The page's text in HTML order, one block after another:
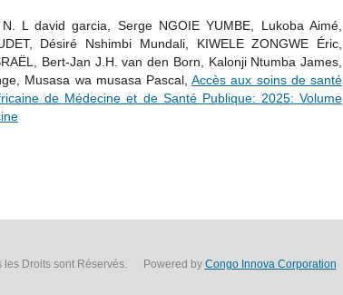
L david garcia, Serge NGOIE YUMBE, Lukoba Aimé,
Désiré Nshimbi Mundali, KIWELE ZONGWE Éric,
Bert-Jan J.H. van den Born, Kalonji Ntumba James,
Musasa wa musasa Pascal,Accès aux soins de santé
de Médecine et de Santé Publique: 2025: Volume
les Droits sont Réservés. Powered by Congo Innova Corporation